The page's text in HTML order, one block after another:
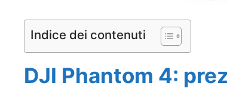
Indice dei contenuti
DJI Phantom 4: